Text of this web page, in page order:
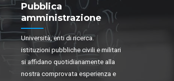
Pubblica
amministrazione
Università, enti di ricerca.
istituzioni pubbliche civili e militari
si affidano quotidianamente alla
nostra comprovata esperienza e